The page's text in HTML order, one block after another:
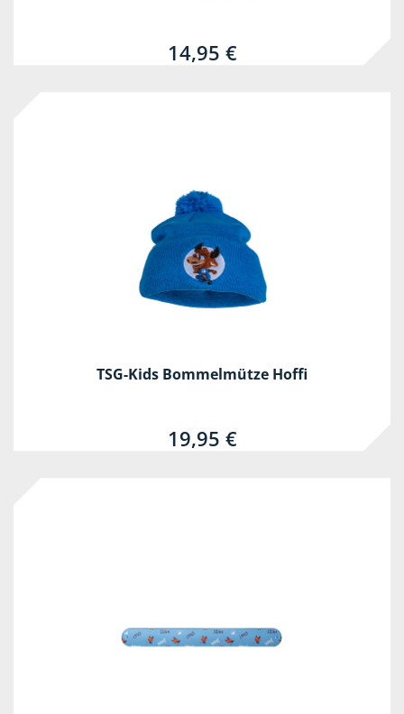
14,95 €
TSG-Kids Bommelmütze Hoffi
19,95 €